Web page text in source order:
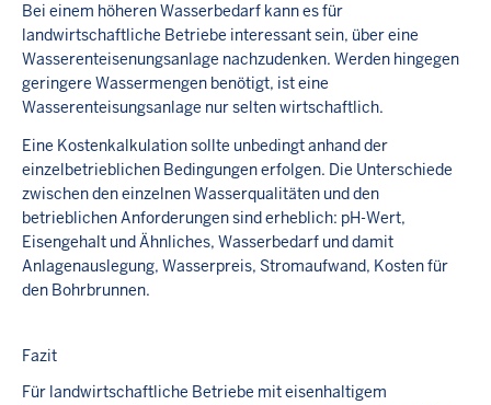
Bei einem höheren Wasserbedarf kann es für
landwirtschaftliche Betriebe interessant sein, über eine
Wasserenteisenungsanlage nachzudenken. Werden hingegen
geringere Wassermengen benötigt, ist eine
Wasserenteisungsanlage nur selten wirtschaftlich.
Eine Kostenkalkulation sollte unbedingt anhand der
einzelbetrieblichen Bedingungen erfolgen. Die Unterschiede
zwischen den einzelnen Wasserqualitäten und den
betrieblichen Anforderungen sind erheblich: pH-Wert,
Eisengehalt und Ähnliches, Wasserbedarf und damit
Anlagenauslegung, Wasserpreis, Stromaufwand, Kosten für
den Bohrbrunnen.
Fazit
Für landwirtschaftliche Betriebe mit eisenhaltigem